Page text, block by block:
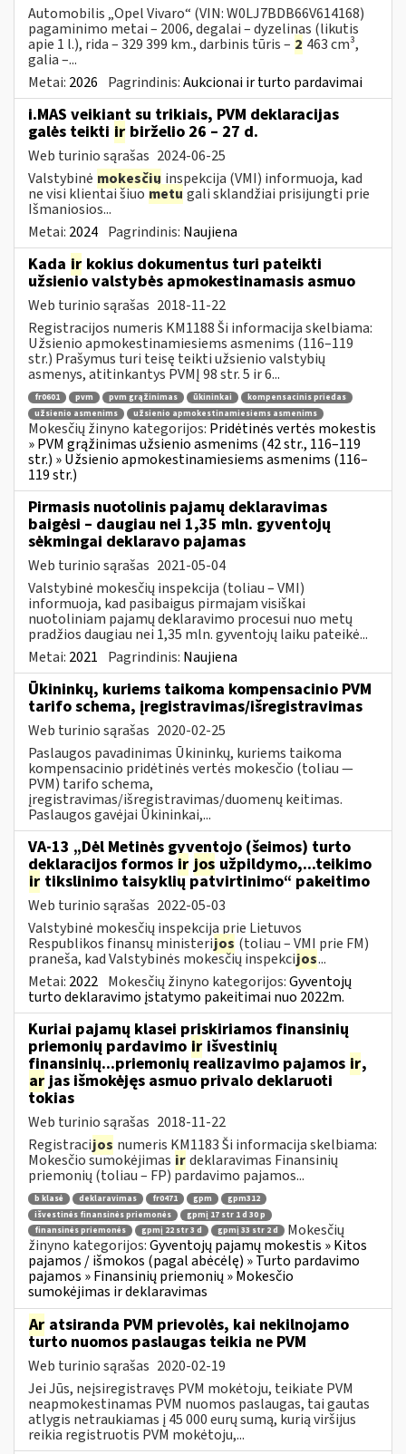
Automobilis „Opel Vivaro“ (VIN: W0LJ7BDB66V614168)
pagaminimo metai – 2006, degalai – dyzelinas (likutis
apie 1 l.), rida – 329 399 km., darbinis tūris – 2 463 cm³,
galia –...
Metai: 2026 Pagrindinis:Aukcionai ir turto pardavimai
i.MAS veikiant su trikiais, PVM deklaracijas
galės teikti ir birželio 26 – 27 d.
Web turinio sąrašas 2024-06-25
Valstybinė mokesčių inspekcija (VMI) informuoja, kad
ne visi klientai šiuometu gali sklandžiai prisijungti prie
Išmaniosios...
Metai: 2024 Pagrindinis: Naujiena
Kada ir kokius dokumentus turi pateikti
užsienio valstybės apmokestinamasis asmuo
Web turinio sąrašas 2018-11-22
Registracijos numeris KM1188 Ši informacija skelbiama:
Užsienio apmokestinamiesiems asmenims (116–119
str.) Prašymus turi teisę teikti užsienio valstybių
asmenys, atitinkantys PVMĮ 98 str. 5 ir 6...
fr0601 pvm pvm grąžinimas ūkininkai
kompensacinis priedas
užsienio asmenims
užsienio apmokestinamiesiems asmenims
Mokesčių žinyno kategorijos: Pridėtinės vertės mokestis
» PVM grąžinimas užsienio asmenims (42 str., 116–119
str.) » Užsienio apmokestinamiesiems asmenims (116–
119 str.)
Pirmasis nuotolinis pajamų deklaravimas
baigėsi – daugiau nei 1,35 mln. gyventojų
sėkmingai deklaravo pajamas
Web turinio sąrašas 2021-05-04
Valstybinė mokesčių inspekcija (toliau – VMI)
informuoja, kad pasibaigus pirmajam visiškai
nuotoliniam pajamų deklaravimo procesui nuo metų
pradžios daugiau nei 1,35 mln. gyventojų laiku pateikė...
Metai: 2021 Pagrindinis: Naujiena
Ūkininkų, kuriems taikoma kompensacinio PVM
tarifo schema, įregistravimas/išregistravimas
Web turinio sąrašas 2020-02-25
Paslaugos pavadinimas Ūkininkų, kuriems taikoma
kompensacinio pridėtinės vertės mokesčio (toliau —
PVM) tarifo schema,
įregistravimas/išregistravimas/duomenų keitimas.
Paslaugos gavėjai Ūkininkai,...
VA-13 „Dėl Metinės gyventojo (šeimos) turto
deklaracijos formos ir jos užpildymo,...teikimo
ir tikslinimo taisyklių patvirtinimo“ pakeitimo
Web turinio sąrašas 2022-05-03
Valstybinė mokesčių inspekcija prie Lietuvos
Respublikos finansų ministerijos (toliau – VMI prie FM)
praneša, kad Valstybinės mokesčių inspekcijos...
Metai: 2022 Mokesčių žinyno kategorijos:Gyventojų
turto deklaravimo įstatymo pakeitimai nuo 2022m.
Kuriai pajamų klasei priskiriamos finansinių
priemonių pardavimo ir išvestinių
finansinių...priemonių realizavimo pajamos ir,
arjas išmokėjęs asmuo privalo deklaruoti
tokias
Web turinio sąrašas 2018-11-22
Registracijos numeris KM1183 Ši informacija skelbiama:
Mokesčio sumokėjimas irdeklaravimas Finansinių
priemonių (toliau – FP) pardavimo pajamos...
b klasė deklaravimas fr0471 gpm
gpm312
išvestinės finansinės priemonės
gpmį 17 str 1 d 30 p
finansinės priemonės
gpmį 22 str 3 d gpmį 33 str 2 d
Mokesčių
žinyno kategorijos:Gyventojų pajamų mokestis » Kitos
pajamos / išmokos (pagal abėcėlę) » Turto pardavimo
pajamos » Finansinių priemonių » Mokesčio
sumokėjimas ir deklaravimas
Ar atsiranda PVM prievolės, kai nekilnojamo
turto nuomos paslaugas teikia ne PVM
Web turinio sąrašas 2020-02-19
Jei Jūs, neįsiregistravęs PVM mokėtoju, teikiate PVM
neapmokestinamas PVM nuomos paslaugas, tai gautas
atlygis netraukiamas į 45 000 eurų sumą, kurią viršijus
reikia registruotis PVM mokėtoju,...